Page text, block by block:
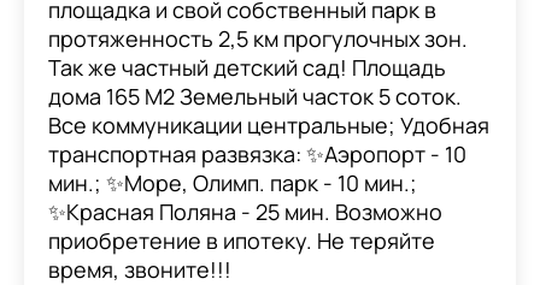
площадка и свой собственный парк в
протяженность 2,5 км прогулочных зон.
Так же частный детский сад! Площадь
дома 165 M2 Земельный часток 5 соток.
Все коммуникации центральные; Удобная
транспортная развязка: ✨Аэропорт - 10
мин.; ✨Море, Олимп. парк - 10 мин.;
✨Красная Поляна - 25 мин. Возможно
приобретение в ипотеку. Не теряйте
время, звоните!!!